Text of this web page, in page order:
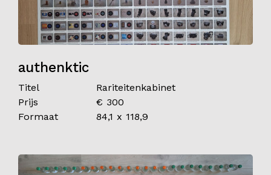
authenktic
Titel
Rariteitenkabinet
Prijs
€ 300
Formaat
84,1 x 118,9